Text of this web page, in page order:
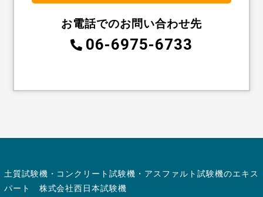
お電話でのお問い合わせ先
06-6975-6733
土質試験機・コンクリート試験機・アスファルト試験機のエキス
パート 株式会社西日本試験機